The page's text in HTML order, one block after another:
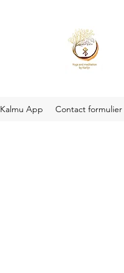
Kalmu App Contact formulier